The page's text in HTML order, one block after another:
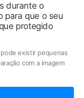
durante o
para que o seu
protegido
existir pequenas
com a imagem